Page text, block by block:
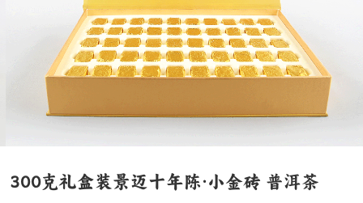
300克礼盒装景迈十年陈·小金砖 普洱茶